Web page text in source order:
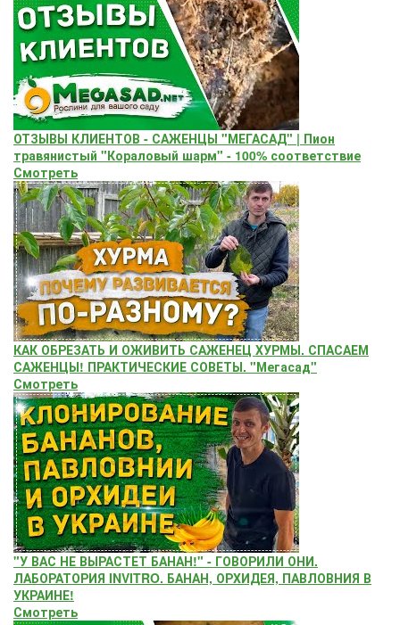
ОТЗЫВЫ КЛИЕНТОВ - САЖЕНЦЫ "МЕГАСАД" | Пион
травянистый "Кораловый шарм" - 100% соответствие
Смотреть
КАК ОБРЕЗАТЬ И ОЖИВИТЬ САЖЕНЕЦ ХУРМЫ. СПАСАЕМ
САЖЕНЦЫ! ПРАКТИЧЕСКИЕ СОВЕТЫ. "Мегасад"
Смотреть
"У ВАС НЕ ВЫРАСТЕТ БАНАН!" - ГОВОРИЛИ ОНИ.
ЛАБОРАТОРИЯ INVITRO. БАНАН, ОРХИДЕЯ, ПАВЛОВНИЯ В
УКРАИНЕ!
Смотреть